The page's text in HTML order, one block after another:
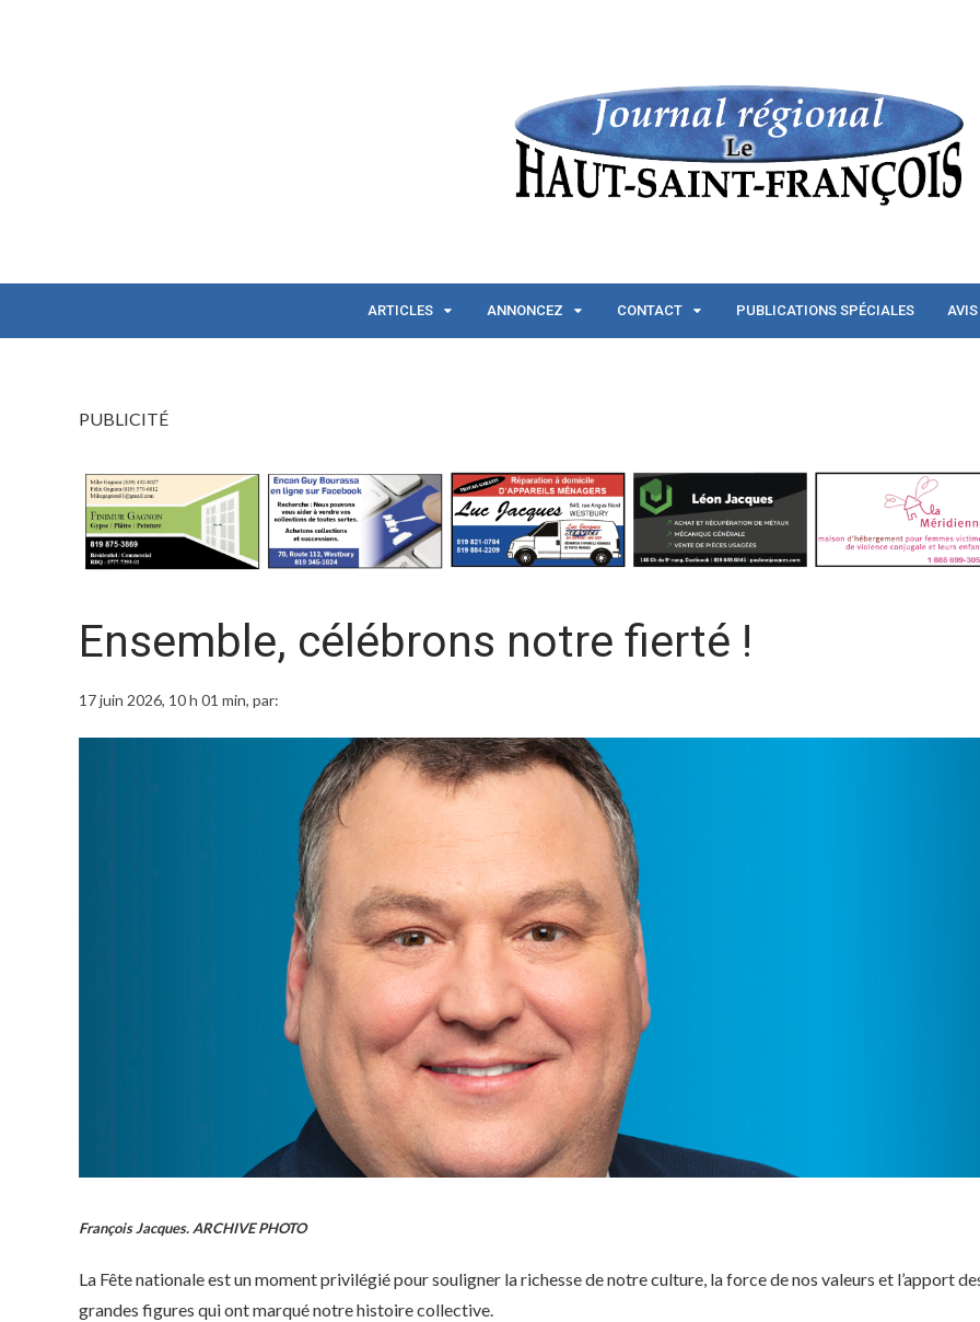
ARTICLES ANNONCEZ CONTACT PUBLICATIONS SPÉCIALES
PUBLICITÉ
Ensemble, célébrons notre fierté !
17 juin 2026, 10 h 01 min, par:
François Jacques. ARCHIVE PHOTO
La Fête nationale est un moment privilégié pour souligner la richesse de notre culture, la force de nos valeurs et l’apport
grandes figures qui ont marqué notre histoire collective.